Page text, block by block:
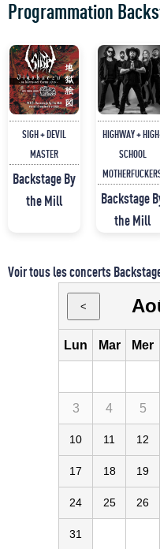
Programmation
SIGH + DEVIL
MASTER
Backstage By
the Mill
HIGHWAY +
SCHOOL
Backstage
the Mill
Voir tous les concerts
<
Lun Mar Mer
3 4 5
10 11 12
17 18 19
24 25 26
31